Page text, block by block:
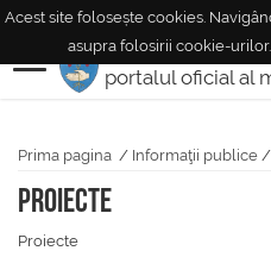
Acest site folosește cookies.
asupra folosirii cookie-urilor.
MUNICIPIUL
portalul oficial al
Prima pagina / Informaţii publice /
Proiecte
Proiecte